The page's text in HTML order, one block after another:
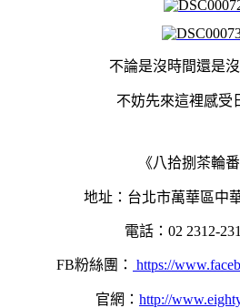
不論是沒時間還是
不妨先來這裡感受
《八拾捌茶輪番
地址：台北市萬華區中
電話：02 2312-
FB粉絲團： https://
官網： http://